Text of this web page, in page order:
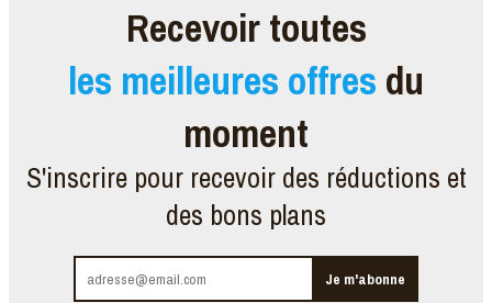
Recevoir toutes
les meilleures offres du
moment
S'inscrire pour recevoir des réductions et
des bons plans